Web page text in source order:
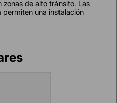
de alto tránsito. Las
una instalación